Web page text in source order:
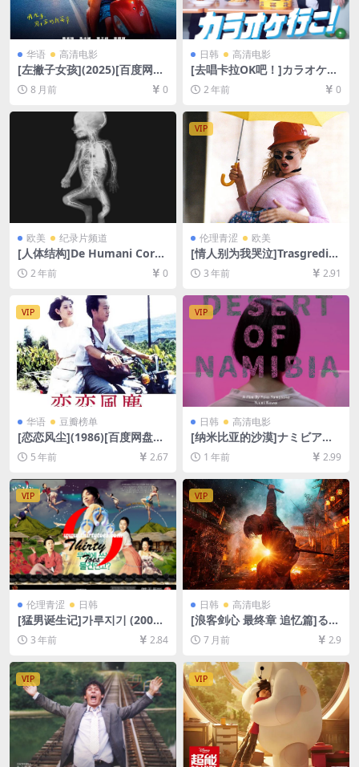
华语 高清电影
[左撇子女孩](2025)[百度网盘
+夸克网盘1080P超清未删减
资源][网盘在线播放/下载][MP
4/9.6GB][中文字幕]
8 月前 0
日韩 高清电影
[去唱卡拉OK吧！]カラオケ行
こ! (2023)[百度网盘+夸克网
盘1080P超清未删减资源][网
盘在线播放/下载][MP4/7.8G
B][中文字幕]
2 年前 0
欧美 纪录片频道
[人体结构]De Humani Corp
oris Fabrica (2022)[百度网盘
+夸克网盘1080P超清未删减
资源][网盘在线播放/下载][MP
4/7.8GB][中文字幕]
2 年前 0
VIP
伦理青涩 欧美
[情人别为我哭泣]Trasgredire
(2000)[百度网盘+夸克网盘10
80P超清未删减资源][网盘下
载][MP4/5.8GB][中文字幕]
【手机/平板无法在线播放，请
使用电脑下载防和谐压缩包
（含解压密码）】
3 年前 2.91
VIP
华语 豆瓣榜单
[恋恋风尘](1986)[百度网盘
+迅雷云盘资源1080P超清未
删减][MP4/6.2GB][原声中字]
5 年前 2.67
VIP
日韩 高清电影
[纳米比亚的沙漠]ナミビアの
砂漠 (2024)[百度网盘+夸克网
盘1080P超清未删减资源][网
[中文字幕]
1 年前 2.99
VIP
伦理青涩 日韩
[猛男诞生记]가루지기 (2008)
[百度网盘+夸克网盘1080P超
清未删减资源][网盘在线播放/
下载][MP4/6.8GB][中文字幕]
3 年前 2.84
VIP
日韩 高清电影
[浪客剑心 最终章 追忆篇]るろ
うに剣心 最終章 The Beginni
ng (2021)[百度网盘+夸克网
盘1080P超清未删减资源][网
盘在线播放/下载][MP4/9GB]
[中文字幕]
7 月前 2.9
VIP VIP